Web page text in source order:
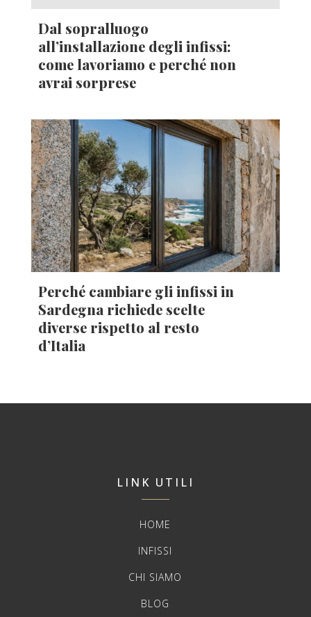
Dal sopralluogo
all’installazione degli infissi:
come lavoriamo e perché non
avrai sorprese
Perché cambiare gli infissi in
Sardegna richiede scelte
diverse rispetto al resto
d’Italia
LINK UTILI
HOME
INFISSI
CHI SIAMO
BLOG